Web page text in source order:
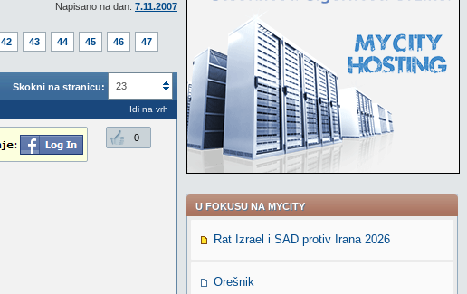
Napisano na dan: 7.11.2007
42 43 44 45 46
47
Skokni na stranicu: 23
Idi na vrh
0
U FOKUSU NA MYCITY
Rat Izrael i SAD protiv Irana 2026
Orešnik